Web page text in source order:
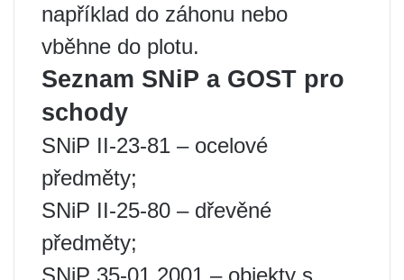
například do záhonu nebo
vběhne do plotu.
Seznam SNiP a GOST pro
schody
SNiP II-23-81 – ocelové
předměty;
SNiP II-25-80 – dřevěné
předměty;
SNiP 35-01 2001 – objekty s